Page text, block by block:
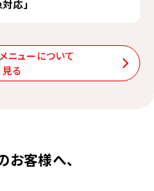
応」
ニューについて
る
客様へ、